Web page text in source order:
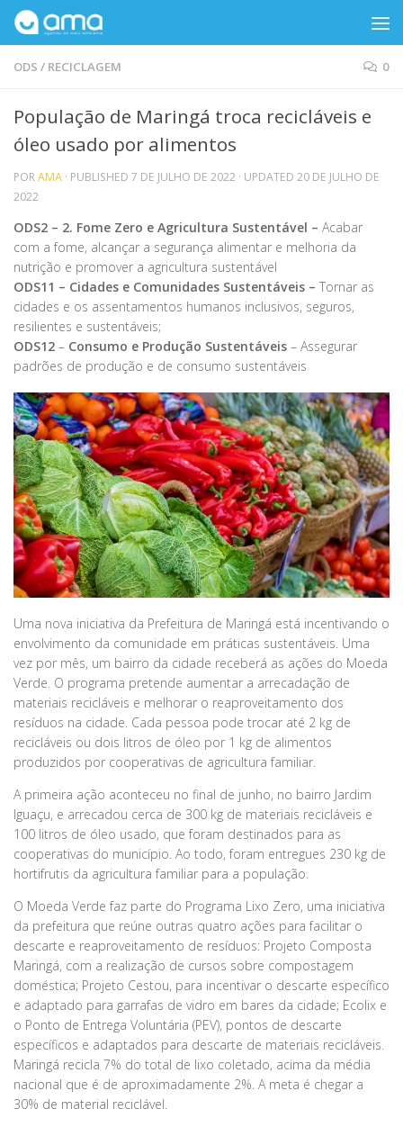
Skip to content
ODS / RECICLAGEM 0
População de Maringá troca recicláveis e
óleo usado por alimentos
PORAMA · PUBLISHED 7 DE JULHO DE 2022 · UPDATED 20 DE JULHO DE
2022
ODS2 – 2. Fome Zero e Agricultura Sustentável – Acabar
com a fome, alcançar a segurança alimentar e melhoria da
nutrição e promover a agricultura sustentável
ODS11 – Cidades e Comunidades Sustentáveis – Tornar as
cidades e os assentamentos humanos inclusivos, seguros,
resilientes e sustentáveis;
ODS12 – Consumo e Produção Sustentáveis – Assegurar
padrões de produção e de consumo sustentáveis
Uma nova iniciativa da Prefeitura de Maringá está incentivando o
envolvimento da comunidade em práticas sustentáveis. Uma
vez por mês, um bairro da cidade receberá as ações do Moeda
Verde. O programa pretende aumentar a arrecadação de
materiais recicláveis e melhorar o reaproveitamento dos
resíduos na cidade. Cada pessoa pode trocar até 2 kg de
recicláveis ou dois litros de óleo por 1 kg de alimentos
produzidos por cooperativas de agricultura familiar.
A primeira ação aconteceu no final de junho, no bairro Jardim
Iguaçu, e arrecadou cerca de 300 kg de materiais recicláveis e
100 litros de óleo usado, que foram destinados para as
cooperativas do município. Ao todo, foram entregues 230 kg de
hortifrutis da agricultura familiar para a população.
O Moeda Verde faz parte do Programa Lixo Zero, uma iniciativa
da prefeitura que reúne outras quatro ações para facilitar o
descarte e reaproveitamento de resíduos: Projeto Composta
Maringá, com a realização de cursos sobre compostagem
doméstica; Projeto Cestou, para incentivar o descarte específico
e adaptado para garrafas de vidro em bares da cidade; Ecolix e
o Ponto de Entrega Voluntária (PEV), pontos de descarte
específicos e adaptados para descarte de materiais recicláveis.
Maringá recicla 7% do total de lixo coletado, acima da média
nacional que é de aproximadamente 2%. A meta é chegar a
30% de material reciclável.